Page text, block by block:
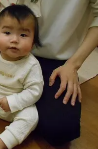
府県
す
東京都 全域